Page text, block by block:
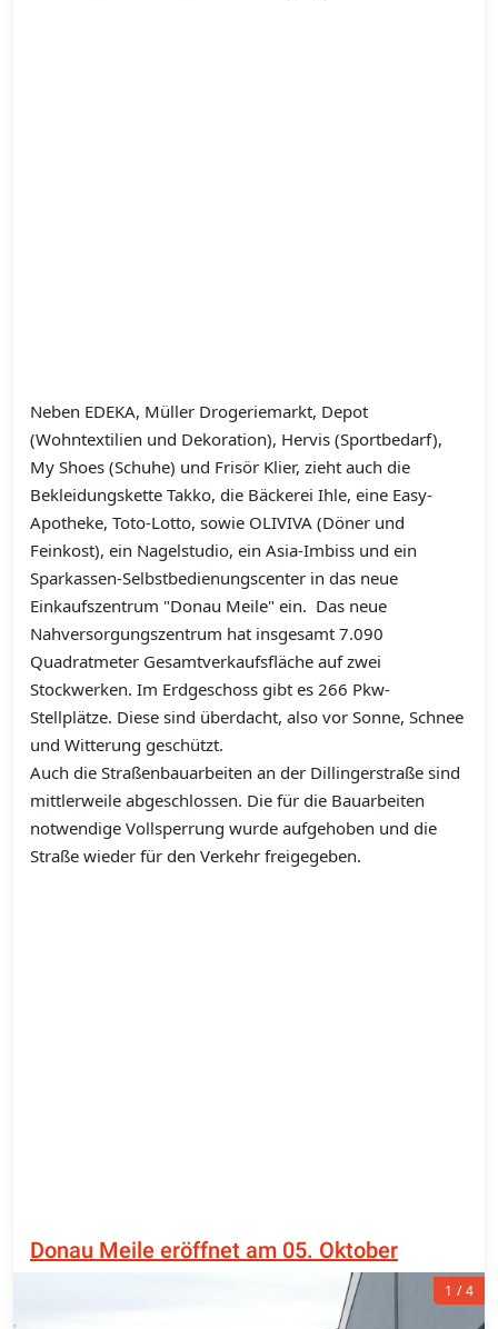
Neben EDEKA, Müller Drogeriemarkt, Depot
(Wohntextilien und Dekoration), Hervis (Sportbedarf),
My Shoes (Schuhe) und Frisör Klier, zieht auch die
Bekleidungskette Takko, die Bäckerei Ihle, eine Easy-
Apotheke, Toto-Lotto, sowie OLIVIVA (Döner und
Feinkost), ein Nagelstudio, ein Asia-Imbiss und ein
Sparkassen-Selbstbedienungscenter in das neue
Einkaufszentrum "Donau Meile" ein. Das neue
Nahversorgungszentrum hat insgesamt 7.090
Quadratmeter Gesamtverkaufsfläche auf zwei
Stockwerken. Im Erdgeschoss gibt es 266 Pkw-
Stellplätze. Diese sind überdacht, also vor Sonne, Schnee
und Witterung geschützt.
Auch die Straßenbauarbeiten an der Dillingerstraße sind
mittlerweile abgeschlossen. Die für die Bauarbeiten
notwendige Vollsperrung wurde aufgehoben und die
Straße wieder für den Verkehr freigegeben.
Donau Meile eröffnet am 05. Oktober
1 4